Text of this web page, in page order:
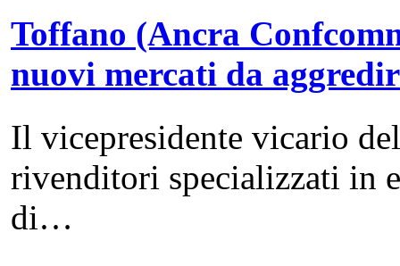
Toffano (Ancra
nuovi mercati da
Il vicepresidente vicario
rivenditori specializzati in
di…